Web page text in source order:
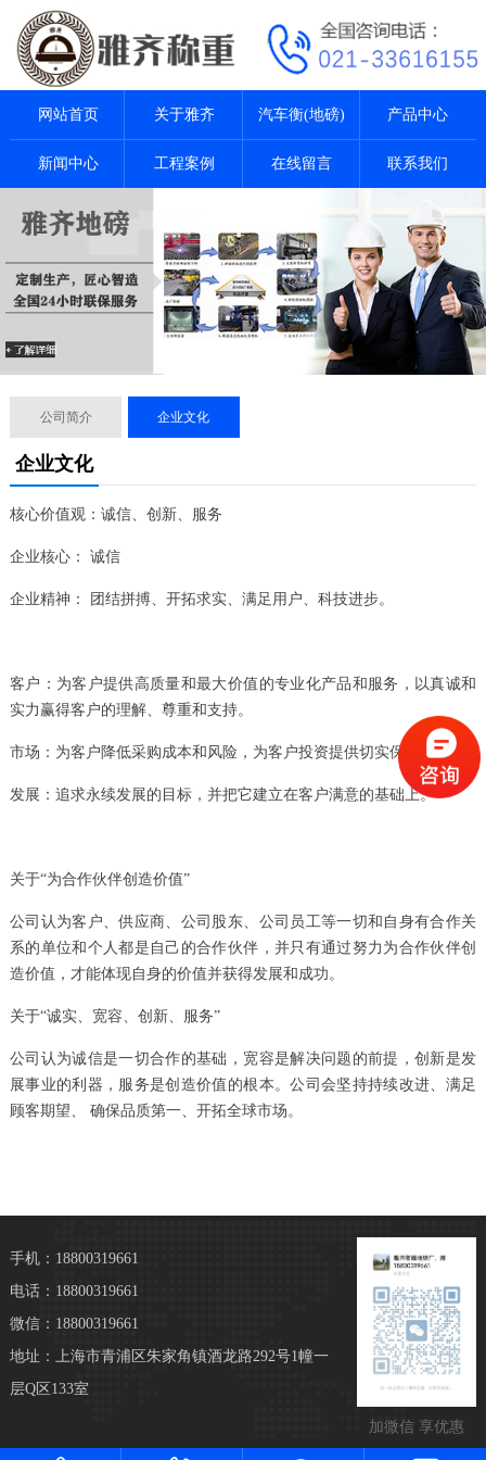
网站首页 关于雅齐 汽车衡(地磅) 产品中心
新闻中心 工程案例 在线留言 联系我们
公司简介 企业文化
企业文化
核心价值观：诚信、创新、服务
企业核心： 诚信
企业精神： 团结拼搏、开拓求实、满足用户、科技进步。
客户：为客户提供高质量和最大价值的专业化产品和服务，以真诚和
实力赢得客户的理解、尊重和支持。
市场：为客户降低采购成本和风险，为客户投资提供切实保障。
发展：追求永续发展的目标，并把它建立在客户满意的基础上。
关于“为合作伙伴创造价值”
公司认为客户、供应商、公司股东、公司员工等一切和自身有合作关
系的单位和个人都是自己的合作伙伴，并只有通过努力为合作伙伴创
造价值，才能体现自身的价值并获得发展和成功。
关于“诚实、宽容、创新、服务”
公司认为诚信是一切合作的基础，宽容是解决问题的前提，创新是发
展事业的利器，服务是创造价值的根本。公司会坚持持续改进、满足
顾客期望、 确保品质第一、开拓全球市场。
加微信 享优惠
手机：18800319661
电话：18800319661
微信：18800319661
地址：上海市青浦区朱家角镇酒龙路292号1幢一
层Q区133室